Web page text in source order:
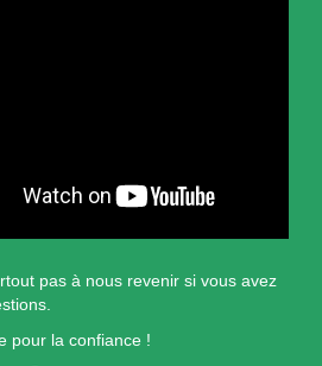
pas à nous revenir si vous avez
pour la confiance !